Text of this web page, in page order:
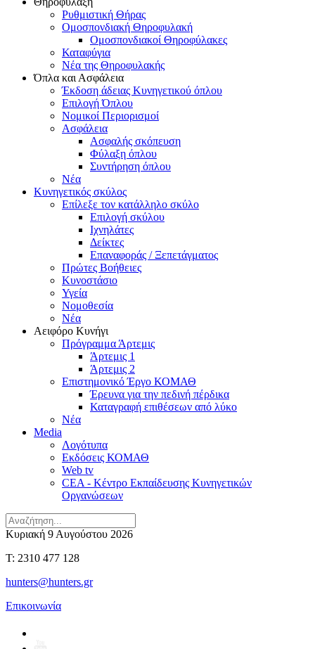
Ρυθμιστική Θήρας
Ομοσπονδιακή Θηροφυλακή
Oμοσπονδιακοί Θηροφύλακες
Καταφύγια
Νέα της Θηροφυλακής
Όπλα και Ασφάλεια
Έκδοση άδειας Κυνηγετικού όπλου
Επιλογή Όπλου
Νομικοί Περιορισμοί
Ασφάλεια
Ασφαλής σκόπευση
Φύλαξη όπλου
Συντήρηση όπλου
Νέα
Κυνηγετικός σκύλος
Επίλεξε τον κατάλληλο σκύλο
Επιλογή σκύλου
Ιχνηλάτες
Δείκτες
Επαναφοράς / Ξεπετάγματος
Πρώτες Βοήθειες
Κυνοστάσιο
Υγεία
Νομοθεσία
Νέα
Αειφόρο Κυνήγι
Πρόγραμμα Άρτεμις
Άρτεμις 1
Άρτεμις 2
Επιστημονικό Έργο ΚΟΜΑΘ
Έρευνα για την πεδινή πέρδικα
Καταγραφή επιθέσεων από λύκο
Νέα
Media
Λογότυπα
Εκδόσεις ΚΟΜΑΘ
Web tv
CEA - Κέντρο Εκπαίδευσης Κυνηγετικών
Οργανώσεων
Κυριακή 9 Αυγούστου 2026
T: 2310 477 128
hunters@hunters.gr
Επικοινωνία